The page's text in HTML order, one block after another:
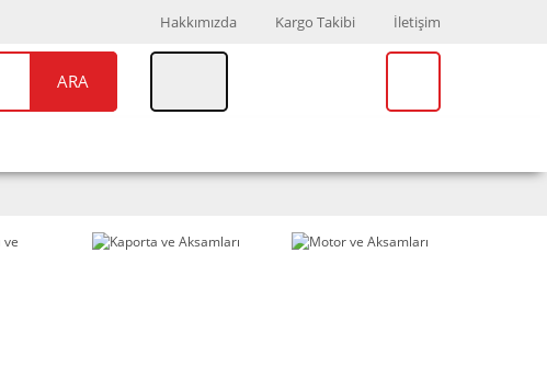
Hakkımızda Kargo Takibi İletişim
ARA